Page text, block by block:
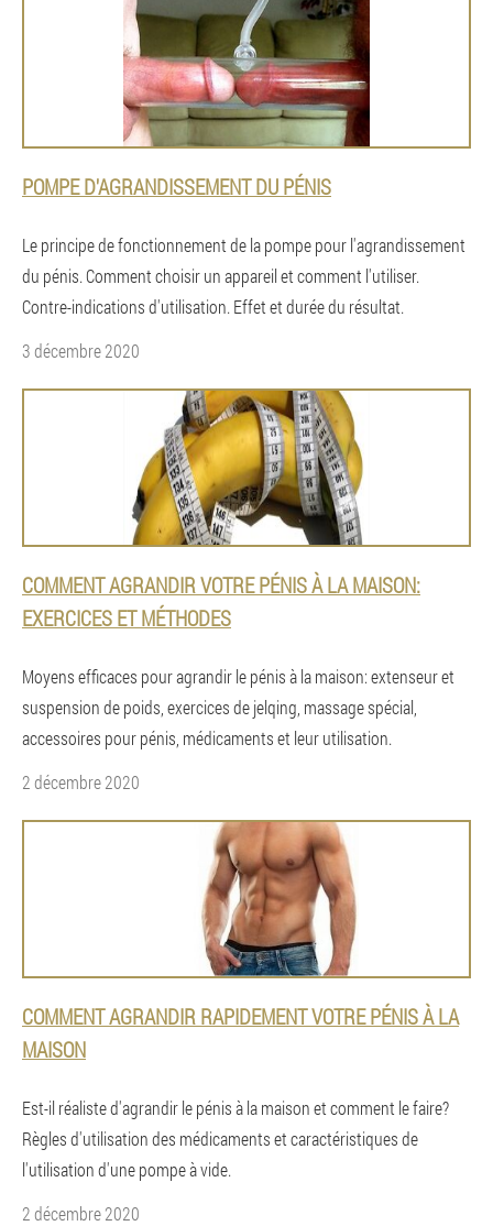
POMPE D'AGRANDISSEMENT DU PÉNIS
Le principe de fonctionnement de la pompe pour l'agrandissement
du pénis. Comment choisir un appareil et comment l'utiliser.
Contre-indications d'utilisation. Effet et durée du résultat.
3 décembre 2020
COMMENT AGRANDIR VOTRE PÉNIS À LA MAISON:
EXERCICES ET MÉTHODES
Moyens efficaces pour agrandir le pénis à la maison: extenseur et
suspension de poids, exercices de jelqing, massage spécial,
accessoires pour pénis, médicaments et leur utilisation.
2 décembre 2020
COMMENT AGRANDIR RAPIDEMENT VOTRE PÉNIS À LA
MAISON
Est-il réaliste d'agrandir le pénis à la maison et comment le faire?
Règles d'utilisation des médicaments et caractéristiques de
l'utilisation d'une pompe à vide.
2 décembre 2020